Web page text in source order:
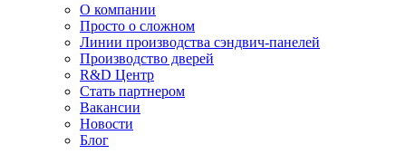
О компании
Просто о сложном
Линии производства сэндвич-панелей
Производство дверей
R&D Центр
Стать партнером
Вакансии
Новости
Блог